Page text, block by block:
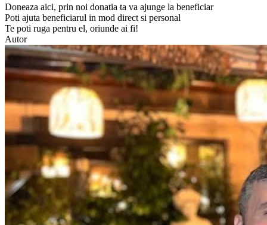
Doneaza aici, prin noi donatia ta va ajunge la beneficiar
Poti ajuta beneficiarul in mod direct si personal
Te poti ruga pentru el, oriunde ai fi!
Autor